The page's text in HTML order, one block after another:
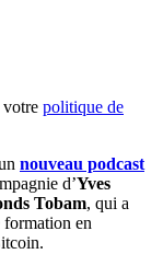
votre politique de
nouveau podcast
d’Yves
Tobam, qui a
formation en